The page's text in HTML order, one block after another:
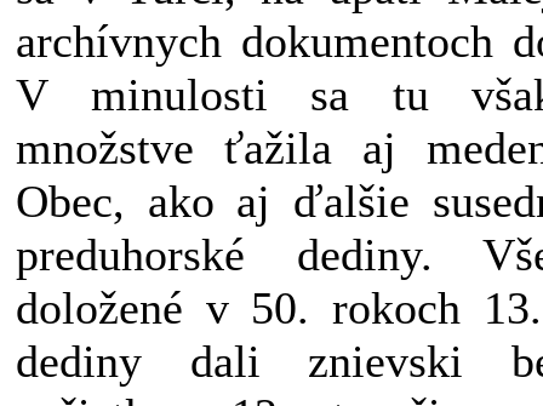
archívnych dokumentoch
V minulosti sa tu
množstve ťažila aj
Obec, ako aj ďalšie
preduhorské dediny.
doložené v 50. rokoch
dediny dali znievski